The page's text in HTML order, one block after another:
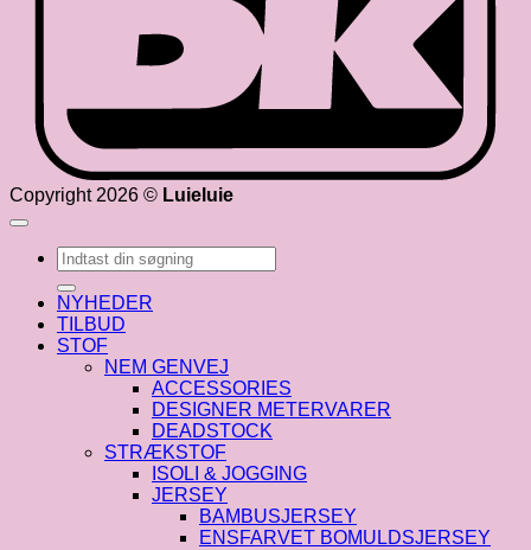
Copyright 2026 © Luieluie
Søg
efter:
NYHEDER
TILBUD
STOF
NEM GENVEJ
ACCESSORIES
DESIGNER METERVARER
DEADSTOCK
STRÆKSTOF
ISOLI & JOGGING
JERSEY
BAMBUSJERSEY
ENSFARVET BOMULDSJERSEY